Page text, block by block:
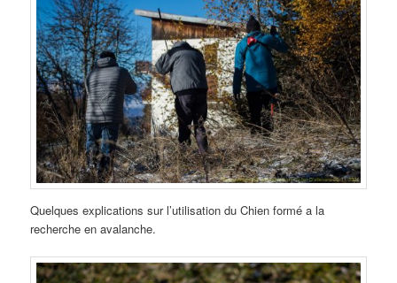
Quelques explications sur l’utilisation du Chien formé a la
recherche en avalanche.